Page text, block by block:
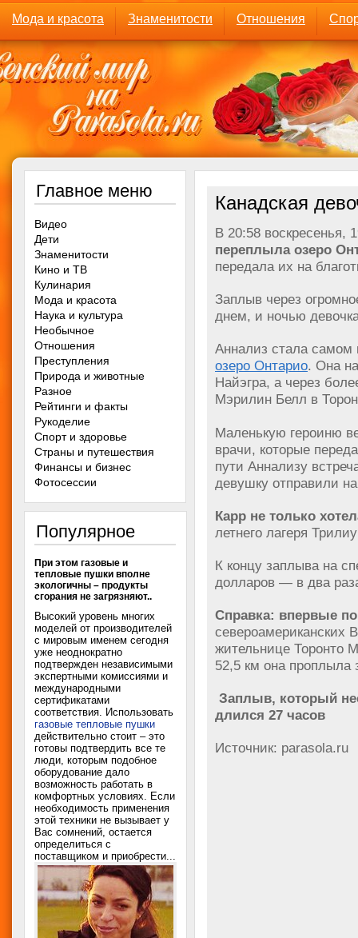
Мода и красота Знаменитости Отношения
Канадская
В 20:58 воскресенья,
переплыла озеро
передала их на
Заплыв через
днем, и ночью
Аннализ стала
озеро Онтарио. Она
Найэгра, а через
Мэрилин Белл в
Маленькую героиню
врачи, которые
пути Аннализу
девушку отправили
Карр не только
летнего лагеря
К концу заплыва на
долларов — в два
Справка: впервые
североамериканских
жительнице Торонто
52,5 км она проплыла
Заплыв, который
длился 27 часов
Источник: parasola.ru
Главное меню
Видео
Дети
Знаменитости
Кино и ТВ
Кулинария
Мода и красота
Наука и культура
Необычное
Отношения
Преступления
Природа и животные
Разное
Рейтинги и факты
Рукоделие
Спорт и здоровье
Страны и путешествия
Финансы и бизнес
Фотосессии
Популярное
При этом газовые и
тепловые пушки вполне
экологичны – продукты
сгорания не загрязняют..
Высокий уровень многих
моделей от производителей
с мировым именем сегодня
уже неоднократно
подтвержден независимыми
экспертными комиссиями и
международными
сертификатами
соответствия. Использовать
газовые тепловые пушки
действительно стоит – это
готовы подтвердить все те
люди, которым подобное
оборудование дало
возможность работать в
комфортных условиях. Если
необходимость применения
этой техники не вызывает у
Вас сомнений, остается
определиться с
поставщиком и приобрести...